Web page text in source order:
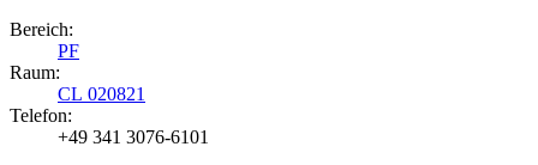
Bereich:
PF
Raum:
CL 020821
Telefon:
+49 341 3076-6101